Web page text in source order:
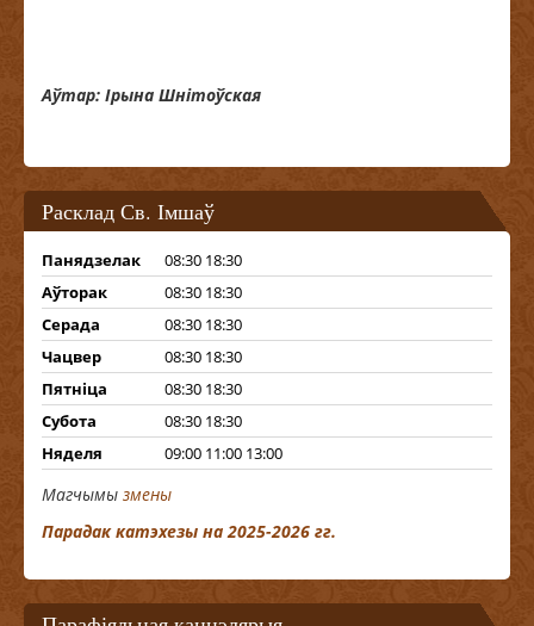
Аўтар: Ірына Шнітоўская
Расклад Св. Імшаў
Панядзелак
08:30 18:30
Аўторак
08:30 18:30
Серада
08:30 18:30
Чацвер
08:30 18:30
Пятніца
08:30 18:30
Субота
08:30 18:30
Няделя
09:00 11:00 13:00
Магчымы змены
Парадак катэхезы на 2025-2026 гг.